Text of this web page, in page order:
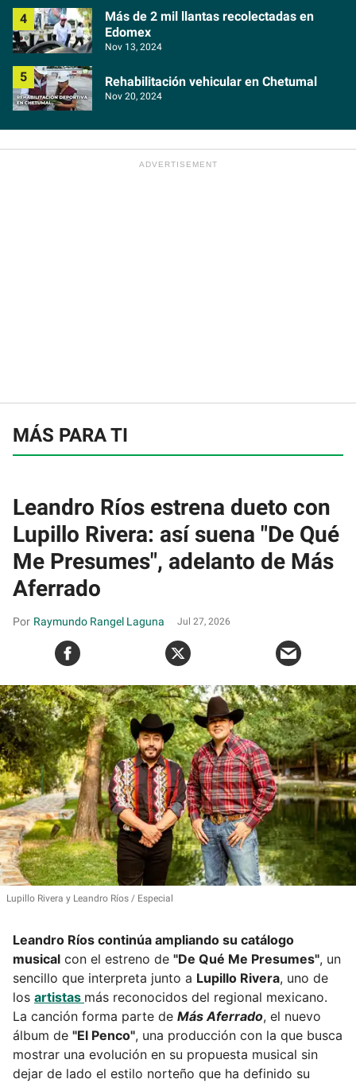
Más de 2 mil llantas recolectadas en
Edomex
Nov 13, 2024
Rehabilitación vehicular en Chetumal
Nov 20, 2024
MÁS PARA TI
Leandro Ríos estrena dueto con
Lupillo Rivera: así suena "De Qué
Me Presumes", adelanto de Más
Aferrado
Raymundo Rangel Laguna Jul 27, 2026
Lupillo Rivera y Leandro Ríos Especial
Leandro Ríos continúa ampliando su catálogo
musical con el estreno de "De Qué Me Presumes", un
sencillo que interpreta junto a Lupillo Rivera, uno de
los artistas más reconocidos del regional mexicano.
La canción forma parte de Más Aferrado, el nuevo
álbum de "El Penco", una producción con la que busca
mostrar una evolución en su propuesta musical sin
dejar de lado el estilo norteño que ha definido su